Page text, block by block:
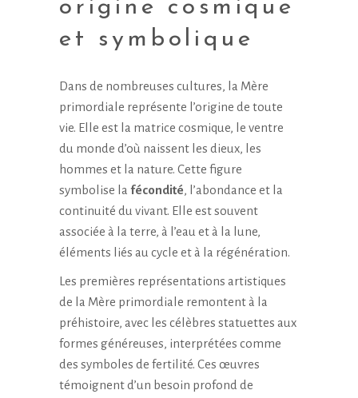
origine cosmique
et symbolique
Dans de nombreuses cultures, la Mère
primordiale représente l’origine de toute
vie. Elle est la matrice cosmique, le ventre
du monde d’où naissent les dieux, les
hommes et la nature. Cette figure
symbolise la fécondité, l’abondance et la
continuité du vivant. Elle est souvent
associée à la terre, à l’eau et à la lune,
éléments liés au cycle et à la régénération.
Les premières représentations artistiques
de la Mère primordiale remontent à la
préhistoire, avec les célèbres statuettes aux
formes généreuses, interprétées comme
des symboles de fertilité. Ces œuvres
témoignent d’un besoin profond de